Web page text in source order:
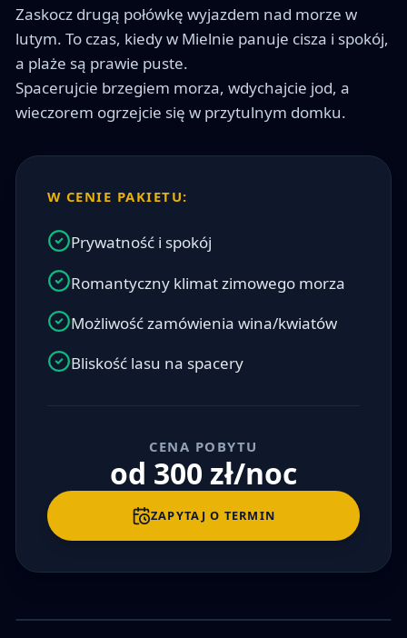
Zaskocz drugą połówkę wyjazdem nad morze w
lutym. To czas, kiedy w Mielnie panuje cisza i spokój,
a plaże są prawie puste.
Spacerujcie brzegiem morza, wdychajcie jod, a
wieczorem ogrzejcie się w przytulnym domku.
W CENIE PAKIETU:
Prywatność i spokój
Romantyczny klimat zimowego morza
Możliwość zamówienia wina/kwiatów
Bliskość lasu na spacery
CENA POBYTU
od 300 zł/noc
ZAPYTAJ O TERMIN